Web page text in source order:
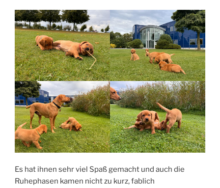
Es hat ihnen sehr viel Spaß gemacht und auch die
Ruhephasen kamen nicht zu kurz, fablich